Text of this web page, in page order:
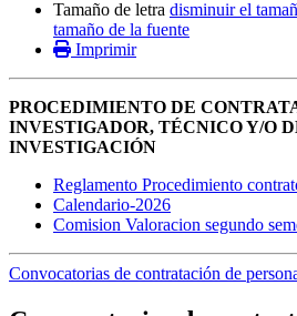
Tamaño de letra disminuir el
tamaño de la fuente
Imprimir
PROCEDIMIENTO DE
INVESTIGADOR, TÉCNICO Y/O
INVESTIGACIÓN
Reglamento Procedimiento
Calendario-2026
Comision Valoracion segundo
Convocatorias de contratación de